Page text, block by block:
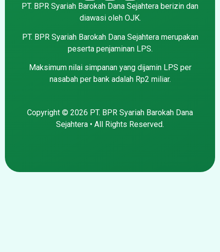
PT. BPR Syariah Barokah Dana Sejahtera berizin dan
diawasi oleh OJK.
PT. BPR Syariah Barokah Dana Sejahtera merupakan
peserta penjaminan LPS.
Maksimum nilai simpanan yang dijamin LPS per
nasabah per bank adalah Rp2 miliar.
Copyright © 2026 PT. BPR Syariah Barokah Dana
Sejahtera • All Rights Reserved.